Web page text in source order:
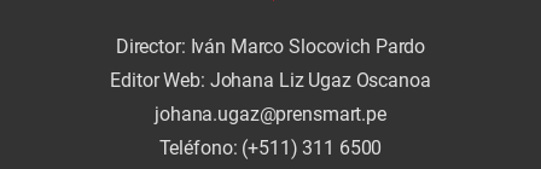
Director: Iván Marco Slocovich Pardo
Editor Web: Johana Liz Ugaz Oscanoa
johana.ugaz@prensmart.pe
Teléfono: (+511) 311 6500